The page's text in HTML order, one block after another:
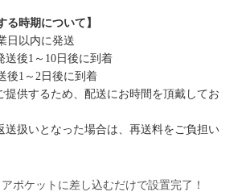
る時期について】
日以内に発送
後1～10日後に到着
後1～2日後に到着
供するため、配送にお時間を頂戴してお
扱いとなった場合は、再送料をご負担い
ポケットに差し込むだけで設置完了！